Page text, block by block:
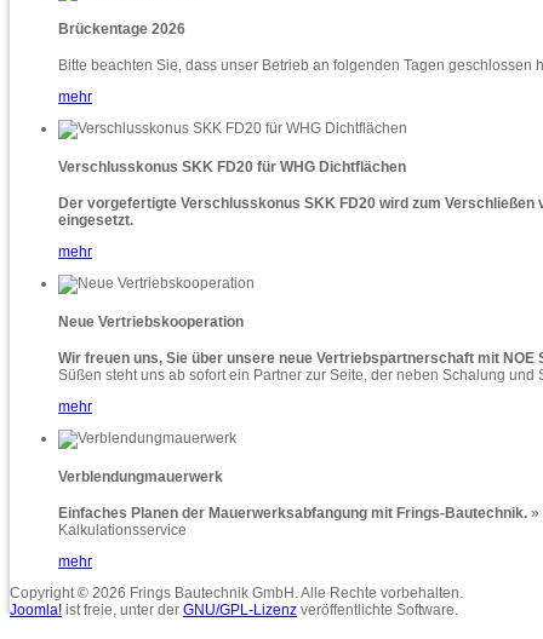
Brückentage 2026
Bitte beachten Sie, dass unser Betrieb an folgenden Tagen geschlossen
mehr
Verschlusskonus SKK FD20 für WHG Dichtflächen
Der vorgefertigte Verschlusskonus SKK FD20 wird zum
eingesetzt.
mehr
Neue Vertriebskooperation
Wir freuen uns, Sie über unsere neue Vertriebspartnerschaft mit
Süßen steht uns ab sofort ein Partner zur Seite, der neben Schalung
mehr
Verblendungmauerwerk
Einfaches Planen der Mauerwerksabfangung mit Frings-Bautechnik. »
Kalkulationsservice
mehr
Copyright © 2026 Frings Bautechnik GmbH. Alle Rechte vorbehalten.
Joomla! ist freie, unter der GNU/GPL-Lizenz veröffentlichte Software.